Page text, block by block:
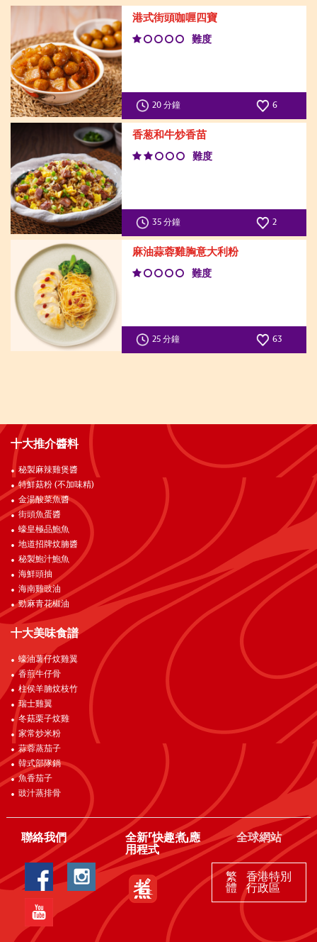
港式街頭咖喱四寶
難度
20 分鐘 6
香葱和牛炒香苗
難度
35 分鐘 2
麻油蒜蓉雞胸意大利粉
難度
25 分鐘 63
十大推介醬料
秘製麻辣雞煲醬
特鮮菇粉 (不加味精)
金湯酸菜魚醬
街頭魚蛋醬
蠔皇極品鮑魚
地道招牌炆腩醬
秘製鮑汁鮑魚
海鮮頭抽
海南雞豉油
勁麻青花椒油
十大美味食譜
蠔油薯仔炆雞翼
香煎牛仔骨
柱侯羊腩炆枝竹
瑞士雞翼
冬菇栗子炆雞
家常炒米粉
蒜蓉蒸茄子
韓式部隊鍋
魚香茄子
豉汁蒸排骨
聯絡我們
全新「快趣煮」應
用程式
全球網站
繁
體
香港特別
行政區